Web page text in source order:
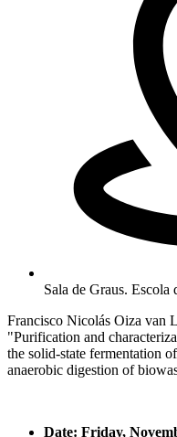
Sala de Graus.
Francisco Nicolás Oiza van
"Purification and
the solid-state fermentation
anaerobic digestion of
Date: Friday,